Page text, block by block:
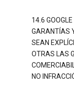
14.6
GARANTÍAS
SEAN
OTRAS LAS
NO